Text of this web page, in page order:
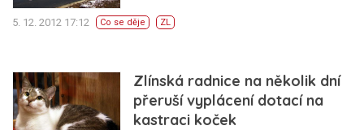
5. 12. 2012 17:12 Co se děje ZL
Zlínská radnice na několik dní
přeruší vyplácení dotací na
kastraci koček